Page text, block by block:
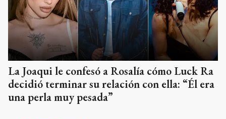
La Joaqui le confesó a Rosalía cómo Luck Ra
decidió terminar su relación con ella: “Él era
una perla muy pesada”